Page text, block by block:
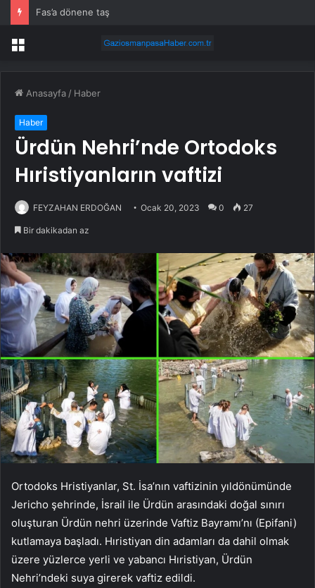
Fas’a dönene taş
Menü
Anasayfa / Haber
Haber
Ürdün Nehri’nde Ortodoks
Hıristiyanların vaftizi
FEYZAHAN ERDOĞAN Ocak 20, 2023 0 27
Bir dakikadan az
Ortodoks Hristiyanlar, St. İsa’nın vaftizinin yıldönümünde
Jericho şehrinde, İsrail ile Ürdün arasındaki doğal sınırı
oluşturan Ürdün nehri üzerinde Vaftiz Bayramı’nı (Epifani)
kutlamaya başladı. Hıristiyan din adamları da dahil olmak
üzere yüzlerce yerli ve yabancı Hıristiyan, Ürdün
Nehri’ndeki suya girerek vaftiz edildi.